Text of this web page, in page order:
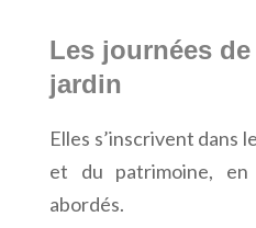
Les journées
jardin
Elles s’inscrivent dans
et du patrimoine,
abordés.